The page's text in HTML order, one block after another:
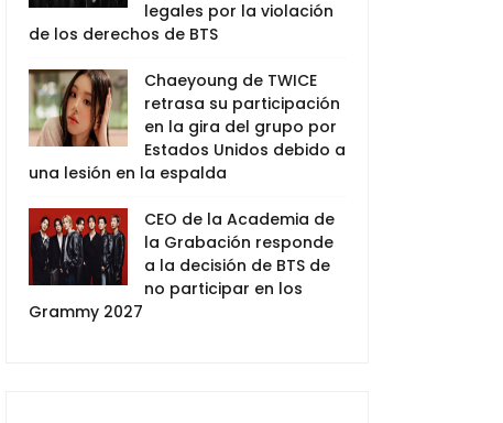
legales por la violación
de los derechos de BTS
Chaeyoung de TWICE
retrasa su participación
en la gira del grupo por
Estados Unidos debido a
una lesión en la espalda
CEO de la Academia de
la Grabación responde
a la decisión de BTS de
no participar en los
Grammy 2027